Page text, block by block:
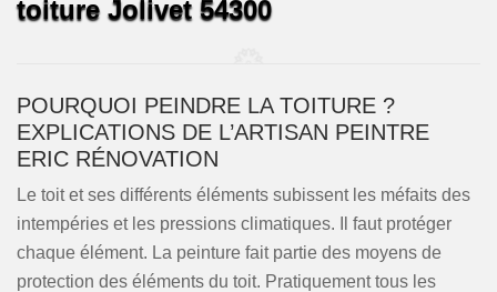
toiture Jolivet 54300
POURQUOI PEINDRE LA TOITURE ?
EXPLICATIONS DE L’ARTISAN PEINTRE
ERIC RÉNOVATION
Le toit et ses différents éléments subissent les méfaits des
intempéries et les pressions climatiques. Il faut protéger
chaque élément. La peinture fait partie des moyens de
protection des éléments du toit. Pratiquement tous les